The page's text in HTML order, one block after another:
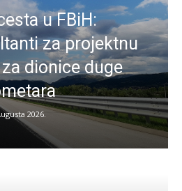
u FBiH:
za projektnu
dionice duge
2026.